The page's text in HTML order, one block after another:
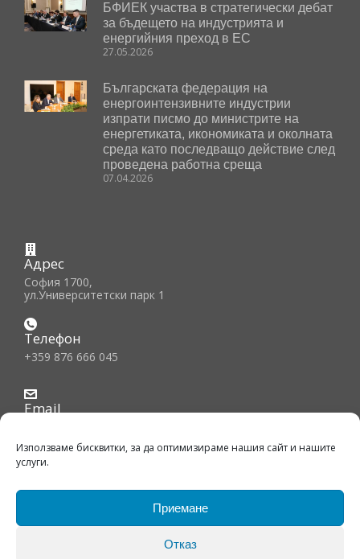
Използваме бисквитки, за да оптимизираме нашия сайт и нашите
услуги.
Приемане
Отказ
БФИЕК участва в стратегически дебат
за бъдещето на индустрията и
енергийния преход в ЕС
27.05.2026
Българската федерация на
енергоинтензивните индустрии
изпрати писмо до министрите на
енергетиката, икономиката и околната
среда като последващо действие след
проведена работна среща
07.04.2026
Адрес
София 1700,
ул.Университетски парк 1
Телефон
+359 876 666 045
Email
© Copyright 2026, BFIEC. All Rights Reserved. |